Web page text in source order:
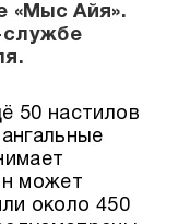
«Мыс Айя».
службе
50 настилов
может
около 450